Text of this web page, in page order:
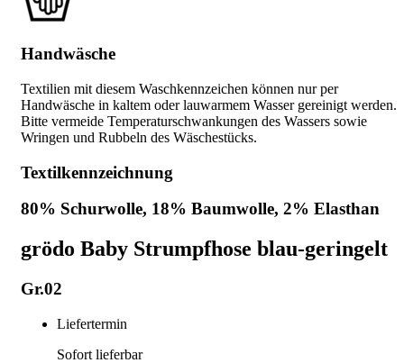
Handwäsche
Textilien mit diesem Waschkennzeichen können nur per
Handwäsche in kaltem oder lauwarmem Wasser gereinigt werden.
Bitte vermeide Temperaturschwankungen des Wassers sowie
Wringen und Rubbeln des Wäschestücks.
Textilkennzeichnung
80% Schurwolle, 18% Baumwolle, 2% Elasthan
grödo Baby Strumpfhose blau-geringelt
Gr.02
Liefertermin
Sofort lieferbar